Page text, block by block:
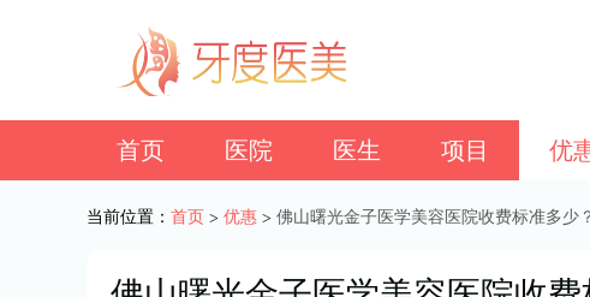
首页 医院 医生 项目 优
当前位置： 首页 > 优惠 > 佛山曙光金子医学美容医院收费标准多少